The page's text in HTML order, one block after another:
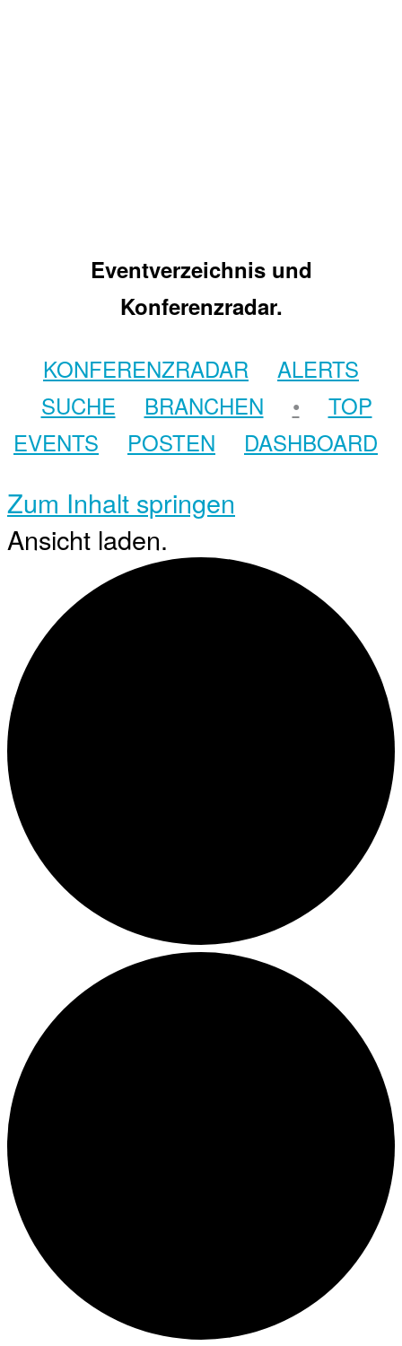
Eventverzeichnis und
Konferenzradar.
KONFERENZRADAR
ALERTS
SUCHE
BRANCHEN •
TOP
EVENTS
POSTEN DASHBOARD
Zum Inhalt springen
Ansicht laden.